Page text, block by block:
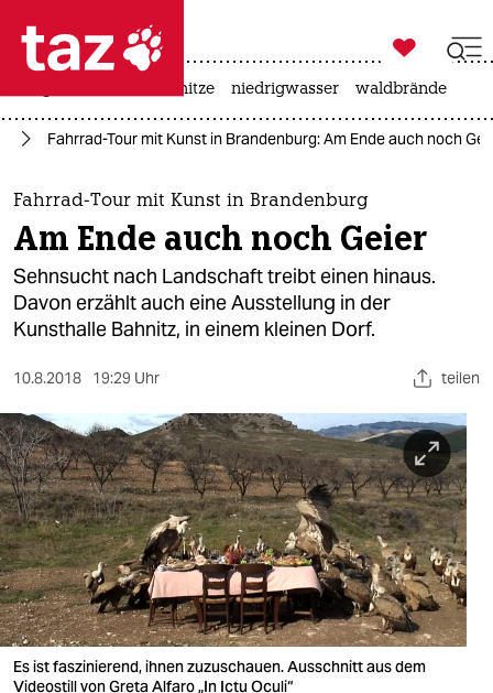
 taz zahl ich
taz zahl ich
themen
politik
öko
sport
berlin
nord
wahrheit
verlag
verlag

taz zahl ich
hitze niedrigwasser waldbrände
Fahrrad-Tour mit Kunst in Brandenburg: Am Ende auch noch
Fahrrad-Tour mit Kunst in Brandenburg
Am Ende auch noch Geier
Sehnsucht nach Landschaft treibt einen hinaus.
Davon erzählt auch eine Ausstellung in der
Kunsthalle Bahnitz, in einem kleinen Dorf.
10.8.2018 19:29 Uhr teilen
Es ist faszinierend, ihnen zuzuschauen. Ausschnitt aus dem
Videostill von Greta Alfaro „In Ictu Oculi“